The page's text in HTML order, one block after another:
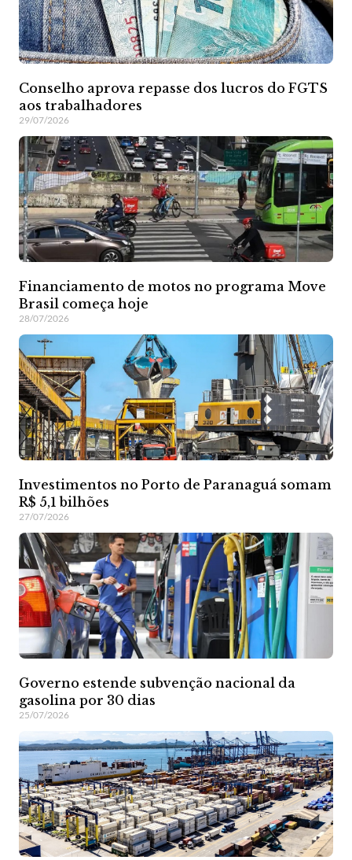
Conselho aprova repasse dos lucros do FGTS
aos trabalhadores
29/07/2026
Financiamento de motos no programa Move
Brasil começa hoje
28/07/2026
Investimentos no Porto de Paranaguá somam
R$ 5,1 bilhões
27/07/2026
Governo estende subvenção nacional da
gasolina por 30 dias
25/07/2026